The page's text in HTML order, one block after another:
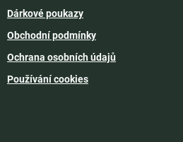
Dárkové poukazy
Obchodní podmínky
Ochrana osobních údajů
Používání cookies